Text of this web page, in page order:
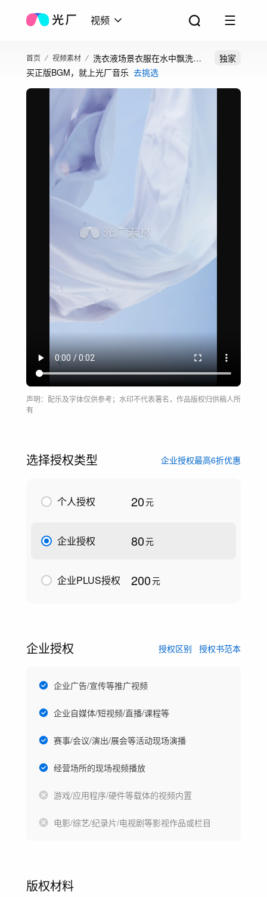
视频
首页 视频素材
洗衣液场景衣服在水中飘洗涤
效果
独家
买正版BGM，就上光厂音乐 去挑选
声明：配乐及字体仅供参考；水印不代表署名，作品版权归供稿人所
有
选择授权类型 企业授权最高6折优惠
个人授权 20元
企业授权 80元
企业PLUS授权 200元
企业授权 授权区别 授权书范本
企业广告/宣传等推广视频
企业自媒体/短视频/直播/课程等
赛事/会议/演出/展会等活动现场演播
经营场所的现场视频播放
游戏/应用程序/硬件等载体的视频内置
电影/综艺/纪录片/电视剧等影视作品或栏目
版权材料